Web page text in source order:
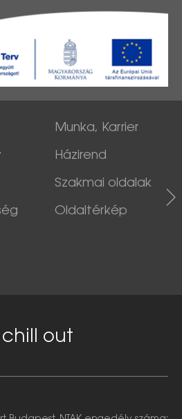
Munka, Karrier
Házirend
Szakmai oldalak
Oldaltérkép
out